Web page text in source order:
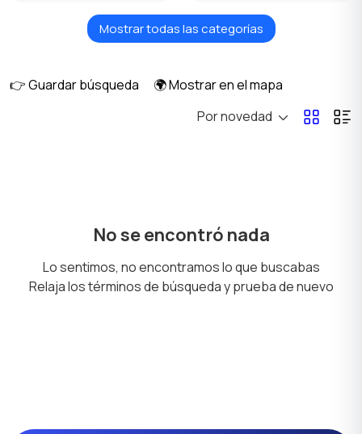
Instrumentos
Materiales para
2
Mostrar todas las categorías
👉 Guardar búsqueda
🌍 Mostrar en el mapa
Por novedad
No se encontró nada
Lo sentimos, no encontramos lo que buscabas
Relaja los términos de búsqueda y prueba de nuevo